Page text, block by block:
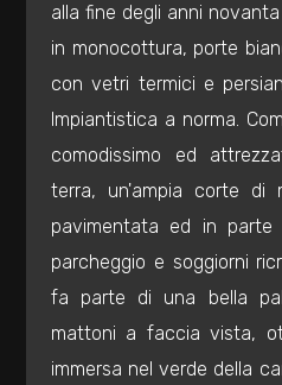
alla fine degli anni
in monocottura, porte
con vetri termici e
Impiantistica a norma.
comodissimo ed
terra, un'ampia corte
pavimentata ed in parte
parcheggio e soggiorni
fa parte di una bella
mattoni a faccia vista,
immersa nel verde della
Locali
minimi
Qualsiasi
1